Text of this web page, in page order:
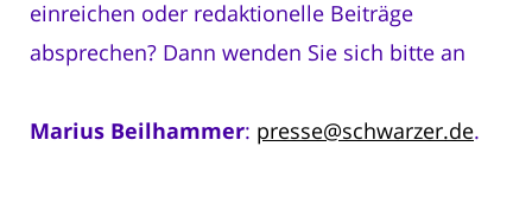
einreichen oder redaktionelle Beiträge
absprechen? Dann wenden Sie sich bitte an
Marius Beilhammer: presse@schwarzer.de.